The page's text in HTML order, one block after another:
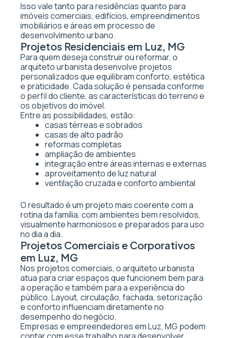
Isso vale tanto para residências quanto para
imóveis comerciais, edifícios, empreendimentos
imobiliários e áreas em processo de
desenvolvimento urbano.
Projetos Residenciais em Luz, MG
Para quem deseja construir ou reformar, o
arquiteto urbanista desenvolve projetos
personalizados que equilibram conforto, estética
e praticidade. Cada solução é pensada conforme
o perfil do cliente, as características do terreno e
os objetivos do imóvel.
Entre as possibilidades, estão:
casas térreas e sobrados
casas de alto padrão
reformas completas
ampliação de ambientes
integração entre áreas internas e externas
aproveitamento de luz natural
ventilação cruzada e conforto ambiental
O resultado é um projeto mais coerente com a
rotina da família, com ambientes bem resolvidos,
visualmente harmoniosos e preparados para uso
no dia a dia.
Projetos Comerciais e Corporativos
em Luz, MG
Nos projetos comerciais, o arquiteto urbanista
atua para criar espaços que funcionem bem para
a operação e também para a experiência do
público. Layout, circulação, fachada, setorização
e conforto influenciam diretamente no
desempenho do negócio.
Empresas e empreendedores em Luz, MG podem